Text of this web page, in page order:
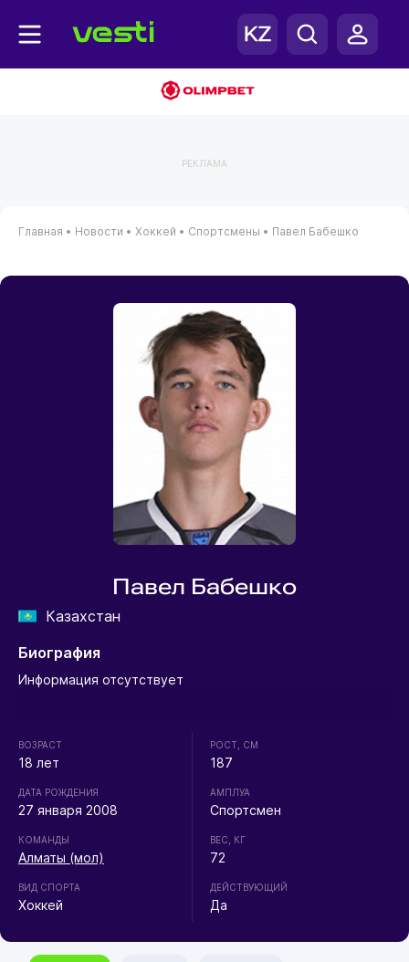
РЕКЛАМА
Главная • Новости • Хоккей • Спортсмены • Павел Бабешко
Павел Бабешко
Казахстан
Биография
Информация отсутствует
ВОЗРАСТ
18 лет
ДАТА РОЖДЕНИЯ
27 января 2008
КОМАНДЫ
Алматы (мол)
ВИД СПОРТА
Хоккей
РОСТ, СМ
187
АМПЛУА
Спортсмен
ВЕС, КГ
72
ДЕЙСТВУЮЩИЙ
Да